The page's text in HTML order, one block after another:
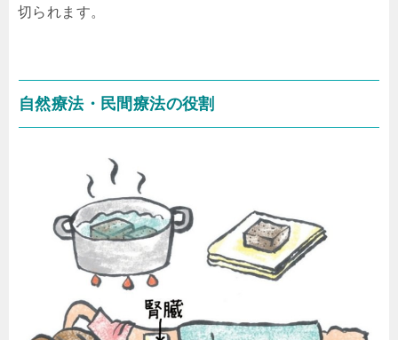
切られます。
自然療法・民間療法の役割